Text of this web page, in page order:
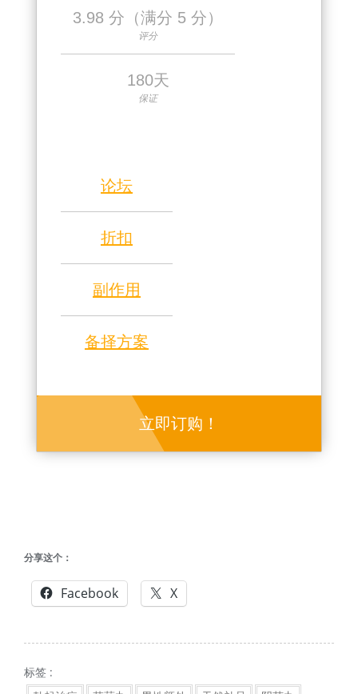
3.98 分（满分 5 分）
评分
180天
保证
论坛
折扣
副作用
备择方案
立即订购！
分享这个：
Facebook X
标签 :